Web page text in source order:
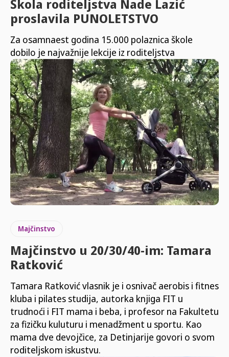
Škola roditeljstva Nade Lazić
proslavila PUNOLETSTVO
Za osamnaest godina 15.000 polaznica škole
dobilo je najvažnije lekcije iz roditeljstva
Majčinstvo
Majčinstvo u 20/30/40-im: Tamara
Ratković
Tamara Ratković vlasnik je i osnivač aerobis i fitnes
kluba i pilates studija, autorka knjiga FIT u
trudnoći i FIT mama i beba, i profesor na Fakultetu
za fizičku kuluturu i menadžment u sportu. Kao
mama dve devojčice, za Detinjarije govori o svom
roditeljskom iskustvu.